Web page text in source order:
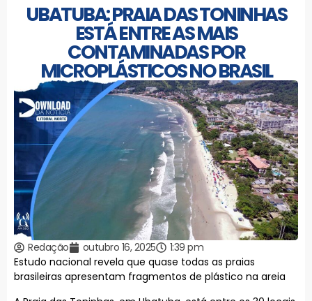
UBATUBA: PRAIA DAS TONINHAS
ESTÁ ENTRE AS MAIS
CONTAMINADAS POR
MICROPLÁSTICOS NO BRASIL
Redação outubro 16, 2025
1:39 pm
Estudo nacional revela que quase todas as praias
brasileiras apresentam fragmentos de plástico na areia